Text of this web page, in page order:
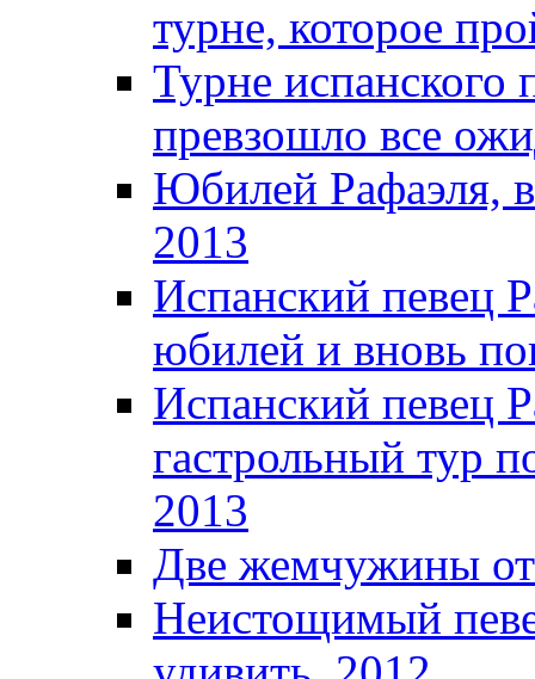
турне, которое
Турне
превзошло все
Юбилей Рафаэля,
2013
Испанский певец
юбилей и вновь
Испанский певец
гастрольный тур
2013
Две жемчужины
Неистощимый